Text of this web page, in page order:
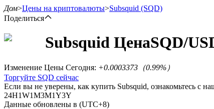
Дом>Цены на криптовалюты>Subsquid (SQD)
Поделиться
Subsquid ЦенаSQD/
Изменение Цены Сегодня: +0.0003373 （0.99%）
Торгуйте SQD сейчас
Если вы не уверены, как купить Subsquid, ознакомьтесь с
24H1W1M3M1Y3Y
Данные обновлены в (UTC+8)